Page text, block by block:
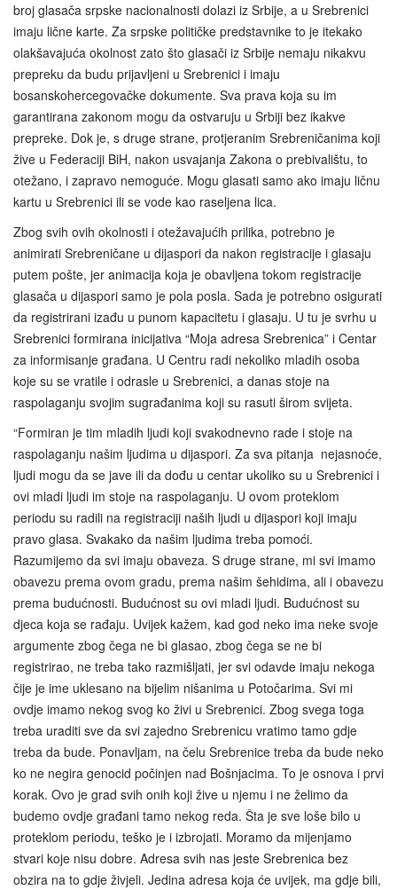
broj glasača srpske nacionalnosti dolazi iz Srbije, a u Srebrenici
imaju lične karte. Za srpske političke predstavnike to je itekako
olakšavajuća okolnost zato što glasači iz Srbije nemaju nikakvu
prepreku da budu prijavljeni u Srebrenici i imaju
bosanskohercegovačke dokumente. Sva prava koja su im
garantirana zakonom mogu da ostvaruju u Srbiji bez ikakve
prepreke. Dok je, s druge strane, protjeranim Srebreničanima koji
žive u Federaciji BiH, nakon usvajanja Zakona o prebivalištu, to
otežano, i zapravo nemoguće. Mogu glasati samo ako imaju ličnu
kartu u Srebrenici ili se vode kao raseljena lica.
Zbog svih ovih okolnosti i otežavajućih prilika, potrebno je
animirati Srebreničane u dijaspori da nakon registracije i glasaju
putem pošte, jer animacija koja je obavljena tokom registracije
glasača u dijaspori samo je pola posla. Sada je potrebno osigurati
da registrirani izađu u punom kapacitetu i glasaju. U tu je svrhu u
Srebrenici formirana inicijativa “Moja adresa Srebrenica” i Centar
za informisanje građana. U Centru radi nekoliko mladih osoba
koje su se vratile i odrasle u Srebrenici, a danas stoje na
raspolaganju svojim sugrađanima koji su rasuti širom svijeta.
“Formiran je tim mladih ljudi koji svakodnevno rade i stoje na
raspolaganju našim ljudima u dijaspori. Za sva pitanja nejasnoće,
ljudi mogu da se jave ili da dođu u centar ukoliko su u Srebrenici i
ovi mladi ljudi im stoje na raspolaganju. U ovom proteklom
periodu su radili na registraciji naših ljudi u dijaspori koji imaju
pravo glasa. Svakako da našim ljudima treba pomoći.
Razumijemo da svi imaju obaveza. S druge strane, mi svi imamo
obavezu prema ovom gradu, prema našim šehidima, ali i obavezu
prema budućnosti. Budućnost su ovi mladi ljudi. Budućnost su
djeca koja se rađaju. Uvijek kažem, kad god neko ima neke svoje
argumente zbog čega ne bi glasao, zbog čega se ne bi
registrirao, ne treba tako razmišljati, jer svi odavde imaju nekoga
čije je ime uklesano na bijelim nišanima u Potočarima. Svi mi
ovdje imamo nekog svog ko živi u Srebrenici. Zbog svega toga
treba uraditi sve da svi zajedno Srebrenicu vratimo tamo gdje
treba da bude. Ponavljam, na čelu Srebrenice treba da bude neko
ko ne negira genocid počinjen nad Bošnjacima. To je osnova i prvi
korak. Ovo je grad svih onih koji žive u njemu i ne želimo da
budemo ovdje građani tamo nekog reda. Šta je sve loše bilo u
proteklom periodu, teško je i izbrojati. Moramo da mijenjamo
stvari koje nisu dobre. Adresa svih nas jeste Srebrenica bez
obzira na to gdje živjeli. Jedina adresa koja će uvijek, ma gdje bili,